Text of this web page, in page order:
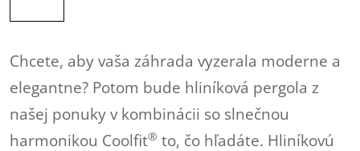
Chcete, aby vaša záhrada vyzerala moderne a
elegantne? Potom bude hliníková pergola z
našej ponuky v kombinácii so slnečnou
harmonikou Coolfit® to, čo hľadáte. Hliníkovú